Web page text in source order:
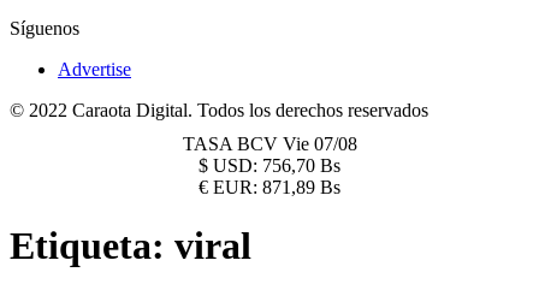
Síguenos
Advertise
© 2022 Caraota Digital. Todos los derechos reservados
TASA BCV Vie 07/08
$ USD: 756,70 Bs
€ EUR: 871,89 Bs
Etiqueta: viral